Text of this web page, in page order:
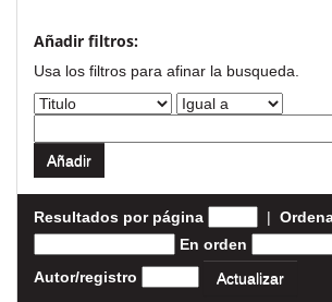
Añadir filtros:
Usa los filtros para afinar la busqueda.
Resultados por página |
En orden
Autor/registro